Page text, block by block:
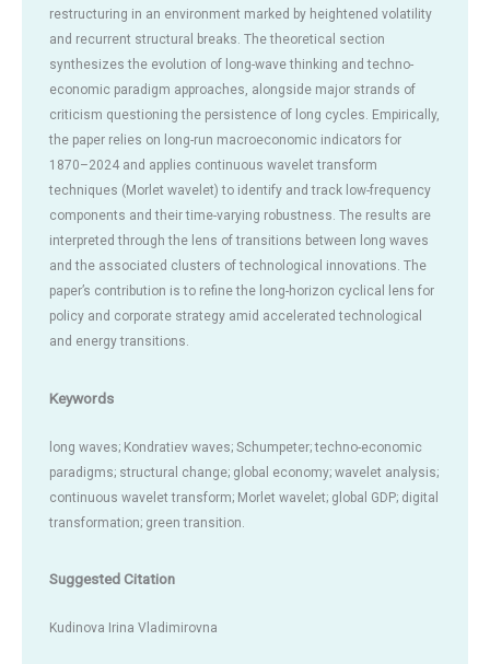
restructuring in an environment marked by heightened volatility
and recurrent structural breaks. The theoretical section
synthesizes the evolution of long-wave thinking and techno-
economic paradigm approaches, alongside major strands of
criticism questioning the persistence of long cycles. Empirically,
the paper relies on long-run macroeconomic indicators for
1870–2024 and applies continuous wavelet transform
techniques (Morlet wavelet) to identify and track low-frequency
components and their time-varying robustness. The results are
interpreted through the lens of transitions between long waves
and the associated clusters of technological innovations. The
paper’s contribution is to refine the long-horizon cyclical lens for
policy and corporate strategy amid accelerated technological
and energy transitions.
Keywords
long waves; Kondratiev waves; Schumpeter; techno-economic
paradigms; structural change; global economy; wavelet analysis;
continuous wavelet transform; Morlet wavelet; global GDP; digital
transformation; green transition.
Suggested Citation
Kudinova Irina Vladimirovna